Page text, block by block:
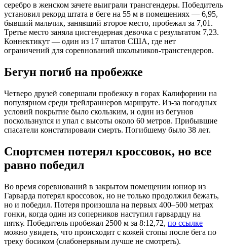
серебро в женском зачете выиграли трансгендеры. Победитель
установил рекорд штата в беге на 55 м в помещениях — 6,95,
бывший мальчик, занявший второе место, пробежал за 7,01.
Третье место заняла цисгендерная девочка с результатом 7,23.
Коннектикут — один из 17 штатов США, где нет
ограничений для соревнований школьников-трансгендеров.
Бегун погиб на пробежке
Четверо друзей совершали пробежку в горах Калифорнии на
популярном среди трейлраннеров маршруте. Из-за погодных
условий покрытие было скользким, и один из бегунов
поскользнулся и упал с высоты около 60 метров. Прибывшие
спасатели констатировали смерть. Погибшему было 38 лет.
Спортсмен потерял кроссовок, но все
равно победил
Во время соревнований в закрытом помещении юниор из
Гарварда потерял кроссовок, но не только продолжил бежать,
но и победил. Потеря произошла на первых 400–500 метрах
гонки, когда один из соперников наступил гарвардцу на
пятку. Победитель пробежал 2500 м за 8:12,72, по ссылке
можно увидеть, что происходит с кожей стопы после бега по
треку босиком (слабонервным лучше не смотреть).